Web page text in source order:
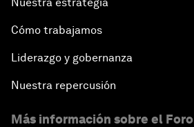
Cómo trabajamos
Liderazgo y gobernanza
Nuestra repercusión
Más información sobre el Foro